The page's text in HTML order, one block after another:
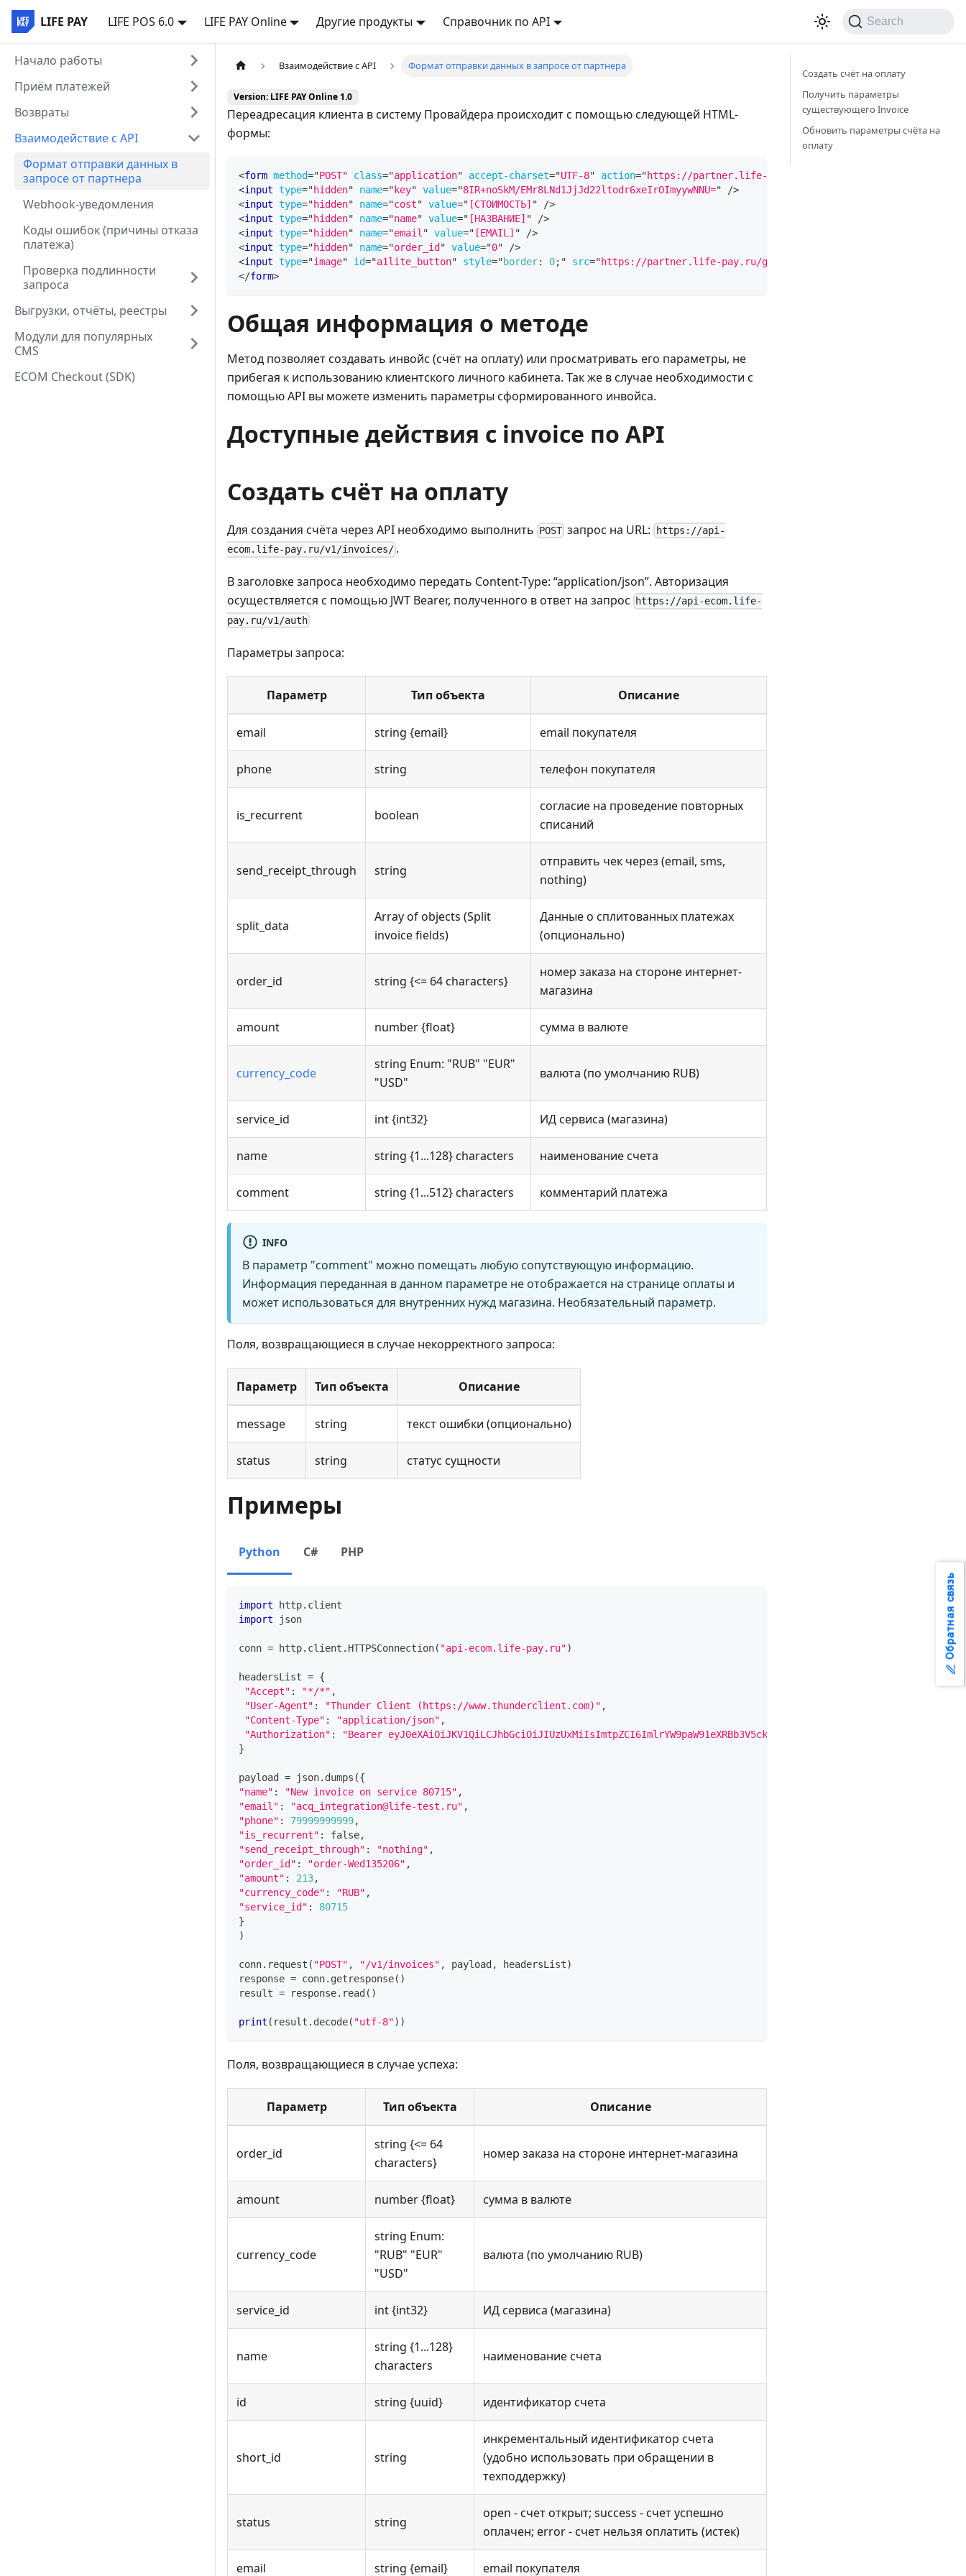
LIFE PAY LIFE POS 6.0 LIFE PAY Online Другие продукты Справочник по API Search
Начало работы
Приём платежей
Возвраты
Взаимодействие с API
Формат отправки данных в
запросе от партнера
Webhook-уведомления
Коды ошибок (причины отказа
платежа)
Проверка подлинности
запроса
Выгрузки, отчёты, реестры
Модули для популярных
CMS
ECOM Checkout (SDK)
Взаимодействие с API Формат отправки данных в запросе от партнера
Version: LIFE PAY Online 1.0
Переадресация клиента в систему Провайдера происходит с помощью следующей HTML­
формы:
<form method="POST" class="application" accept-charset="UTF-8" action="https://partner.life-pay.ru/alba/input/
<input type="hidden" name=" key" value="8IR+noSkM/EMr8LNd1JjJd22ltodr6xeIrOImyywNNU="
/>
<input type="hidden" name="cost" value=" [СТОИМОСТЬ] "
/>
<input type="hidden" name="name" value=" [НАЗВАНИЕ] "
/>
<input type="hidden" name="email " value=" [EMAIL] "
/>
<input type="hidden" name="order_id " value="0"
/>
<input type="image" id="a1lite_button" style="border: 0; " src="https://partner.life-pay.ru/gui/images/a1lite_buttons/
</form>
Общая информация о методе
Метод позволяет создавать инвойс (счёт на оплату) или просматривать его параметры, не
прибегая к использованию клиентского личного кабинета. Так же в случае необходимости с
помощью API вы можете изменить параметры сформированного инвойса.
Доступные действия с invoice по API
Создать счёт на оплату
Для создания счёта через API необходимо выполнить POST запрос на URL: https://api-
ecom.life-pay.ru/v1/invoices/ .
В заголовке запроса необходимо передать Content-Type: “application/json”. Авторизация
осуществляется с помощью JWT Bearer, полученного в ответ на запрос
https://api-ecom.life-
pay.ru/v1/auth
Параметры запроса:
Параметр Тип объекта Описание
email string {email} email покупателя
phone string телефон покупателя
is_recurrent boolean
согласие на проведение повторных
списаний
send_receipt_through string
отправить чек через (email, sms,
nothing)
split_data
Array of objects (Split
invoice fields)
Данные о сплитованных платежах
(опционально)
order_id string {<= 64 characters}
номер заказа на стороне интернет-
магазина
amount number {float} сумма в валюте
currency_code
string Enum: "RUB" "EUR"
"USD"
валюта (по умолчанию RUB)
service_id int {int32} ИД сервиса (магазина)
name string {1...128} characters наименование счета
comment string {1...512} characters комментарий платежа
INFO
В параметр "comment" можно помещать любую сопутствующую информацию.
Информация переданная в данном параметре не отображается на странице оплаты и
может использоваться для внутренних нужд магазина. Необязательный параметр.
Поля, возвращающиеся в случае некорректного запроса:
Параметр Тип объекта Описание
message string текст ошибки (опционально)
status string статус сущности
Примеры
Python C# PHP
import http. client
import json
conn = http. client . HTTPSConnection( "api-ecom.life-pay.ru")
headersList = {
"Accept" : "*/*" ,
"User-Agent" : "Thunder Client (https://www.thunderclient.com)" ,
"Content-Type" : "application/json" ,
"Authorization" :
"Bearer
}
payload = json. dumps ({
"name" : "New invoice on service 80715" ,
"email" : "acq_integration@life-test.ru" ,
"phone" : 79999999999,
"is_recurrent" : false,
"send_receipt_through" : "nothing" ,
"order_id" : "order-Wed135206" ,
"amount" : 213,
"currency_code" : "RUB" ,
"service_id" :
80715
}
)
conn. request ( "POST" , "/v1/invoices" , payload , headersList)
response = conn. getresponse( )
result = response. read ( )
print ( result . decode( "utf-8") )
Поля, возвращающиеся в случае успеха:
Параметр Тип объекта Описание
order_id
string {<= 64
characters}
номер заказа на стороне интернет-магазина
amount number {float} сумма в валюте
currency_code
string Enum:
"RUB" "EUR"
"USD"
валюта (по умолчанию RUB)
service_id int {int32} ИД сервиса (магазина)
name
string {1...128}
characters
наименование счета
id string {uuid} идентификатор счета
short_id string
инкрементальный идентификатор счета
(удобно использовать при обращении в
техподдержку)
status string
open - счет открыт; success - счет успешно
оплачен; error - счет нельзя оплатить (истек)
email string {email} email покупателя
Создать счёт на оплату
Получить параметры
существующего Invoice
Обновить параметры счёта на
оплату
Обратная связь